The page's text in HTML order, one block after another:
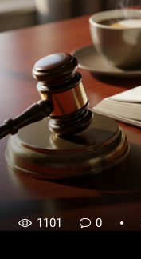
1101 0